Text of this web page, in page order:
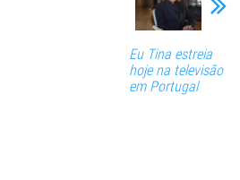
Eu Tina estreia
hoje na televisão
em Portugal